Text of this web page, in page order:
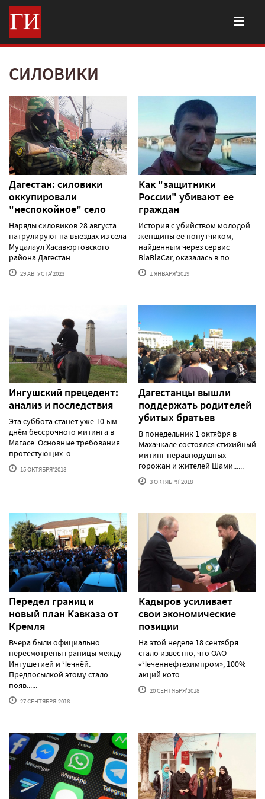
СИЛОВИКИ
Дагестан: силовики
оккупировали
"неспокойное" село
Наряды силовиков 28 августа
патрулируют на выездах из села
Муцалаул Хасавюртовского
района Дагестан......
29 АВГУСТА'2023
Как "защитники
России" убивают ее
граждан
История с убийством молодой
женщины ее попутчиком,
найденным через сервис
BlaBlaCar, оказалась в по......
1 ЯНВАРЯ'2019
Ингушский прецедент:
анализ и последствия
Эта суббота станет уже 10-ым
днём бессрочного митинга в
Магасе. Основные требования
протестующих: о......
15 ОКТЯБРЯ'2018
Дагестанцы вышли
поддержать родителей
убитых братьев
В понедельник 1 октября в
Махачкале состоялся стихийный
митинг неравнодушных
горожан и жителей Шами......
3 ОКТЯБРЯ'2018
Передел границ и
новый план Кавказа от
Кремля
Вчера были официально
пересмотрены границы между
Ингушетией и Чечнёй.
Предпосылкой этому стало
появ......
27 СЕНТЯБРЯ'2018
Кадыров усиливает
свои экономические
позиции
На этой неделе 18 сентября
стало известно, что ОАО
«Чеченнефтехимпром», 100%
акций кото......
20 СЕНТЯБРЯ'2018